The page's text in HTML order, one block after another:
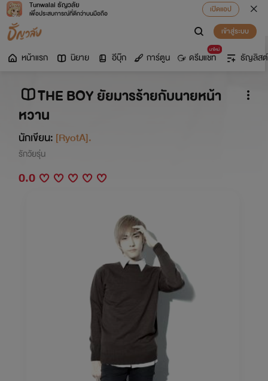
Tunwalai ธัญวลัย
เพื่อประสบการณ์ที่ดีกว่าบนมือถือ
เปิดแอป
เข้าสู่ระบบ
หน้าแรก นิยาย อีบุ๊ก การ์ตูน
มาใหม่
ดรีมแชท ธัญลิสต์
THE BOY ยัยมารร้ายกับนายหน้า
หวาน
นักเขียน: [RyotA].
รักวัยรุ่น
0.0